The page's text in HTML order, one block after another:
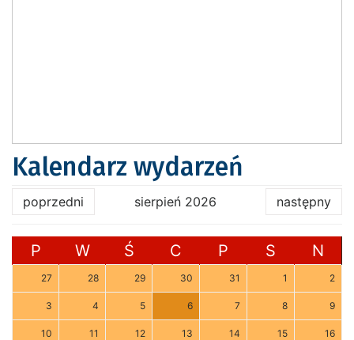
Kalendarz wydarzeń
poprzedni sierpień 2026 następny
P W Ś C P S N
27 28 29 30 31 1 2
3 4 5 6 7 8 9
10 11 12 13 14 15 16